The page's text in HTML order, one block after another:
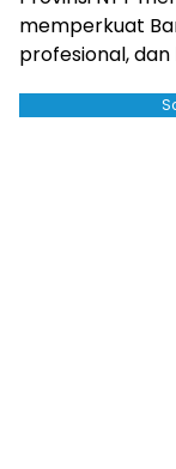
memperkuat
profesional,